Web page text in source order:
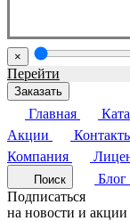
×
Перейти
Заказать
Главная
Акции
Компания
Поиск Блог
Подписаться
на новости и акции